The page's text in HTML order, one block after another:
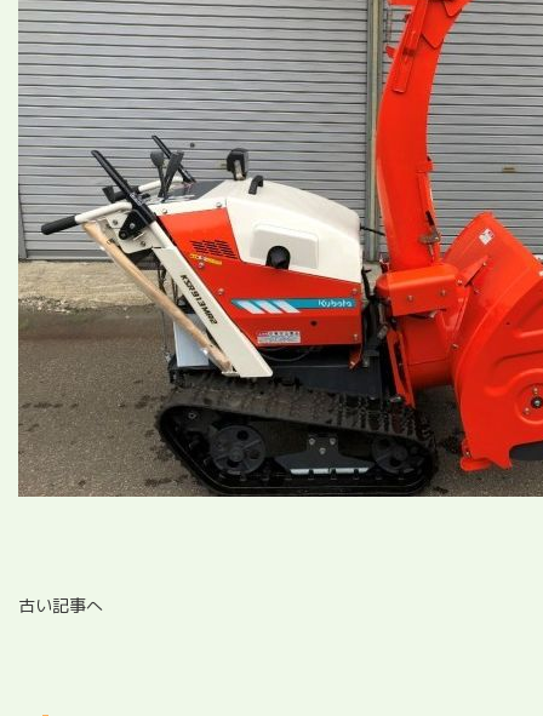
古い記事へ